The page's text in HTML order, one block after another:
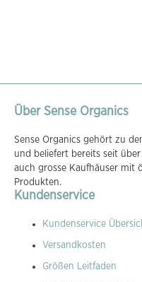
Über Sense Organics
Sense Organics gehört zu
und beliefert bereits seit
auch grosse Kaufhäuser mit
Produkten.
Kundenservice
Kundenservice
Versandkosten
Größen Leitfaden